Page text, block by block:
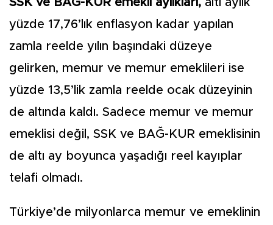
yüzde 17,76’lık enflasyon kadar yapılan
zamla reelde yılın başındaki düzeye
gelirken, memur ve memur emeklileri ise
yüzde 13,5’lik zamla reelde ocak düzeyinin
de altında kaldı. Sadece memur ve memur
emeklisi değil, SSK ve BAĞ-KUR emeklisinin
de altı ay boyunca yaşadığı reel kayıplar
telafi olmadı.
Türkiye’de milyonlar­ca memur ve emekli­nin